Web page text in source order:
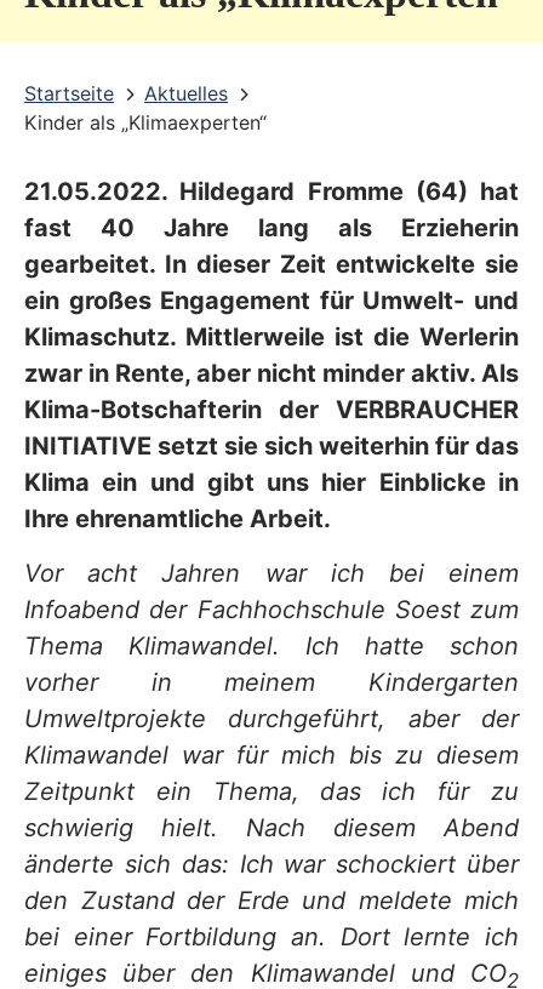
Startseite
Aktuelles
Kinder als „Klimaexperten“
21.05.2022. Hildegard Fromme (64) hat
fast 40 Jahre lang als Erzieherin
gearbeitet. In dieser Zeit entwickelte sie
ein großes Engagement für Umwelt- und
Klimaschutz. Mittlerweile ist die Werlerin
zwar in Rente, aber nicht minder aktiv. Als
Klima-Botschafterin der VERBRAUCHER
INITIATIVE setzt sie sich weiterhin für das
Klima ein und gibt uns hier Einblicke in
Ihre ehrenamtliche Arbeit.
Vor acht Jahren war ich bei einem
Infoabend der Fachhochschule Soest zum
Thema Klimawandel. Ich hatte schon
vorher in meinem Kindergarten
Umweltprojekte durchgeführt, aber der
Klimawandel war für mich bis zu diesem
Zeitpunkt ein Thema, das ich für zu
schwierig hielt. Nach diesem Abend
änderte sich das: Ich war schockiert über
den Zustand der Erde und meldete mich
bei einer Fortbildung an. Dort lernte ich
einiges über den Klimawandel und CO2
v